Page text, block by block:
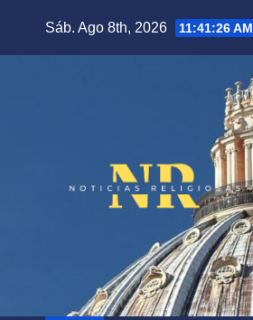
Sáb. Ago 8th, 2026 11:41:27 AM